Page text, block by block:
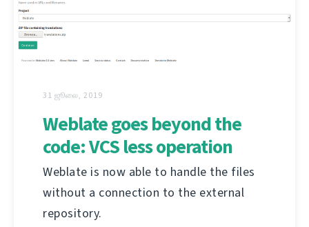
31 ஜூலை, 2019
Weblate goes beyond the
code: VCS less operation
Weblate is now able to handle the files
without a connection to the external
repository.